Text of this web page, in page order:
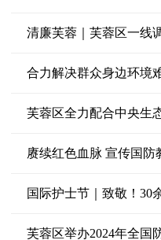
清廉芙蓉｜芙蓉区一线
合力解决群众身边环境
芙蓉区全力配合中央生
国际护士节｜致敬！30
芙蓉区举办2024年全国